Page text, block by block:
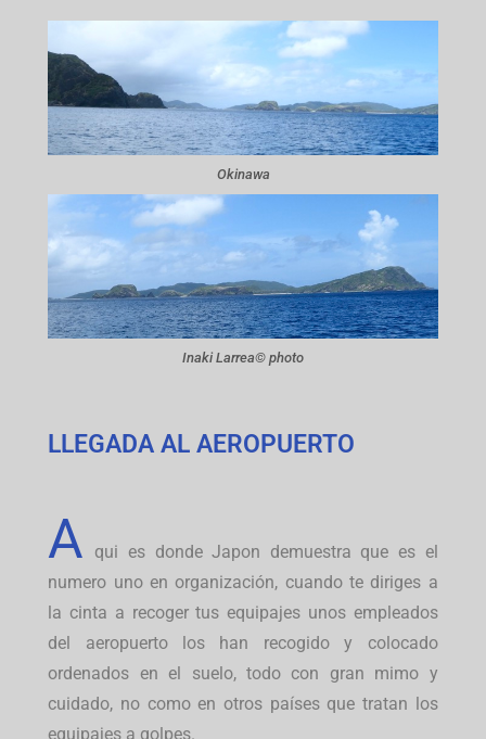
Okinawa
Inaki Larrea© photo
LLEGADA AL AEROPUERTO
A
qui es donde Japon demuestra que es el
numero uno en organización, cuando te diriges a
la cinta a recoger tus equipajes unos empleados
del aeropuerto los han recogido y colocado
ordenados en el suelo, todo con gran mimo y
cuidado, no como en otros países que tratan los
equipajes a golpes.